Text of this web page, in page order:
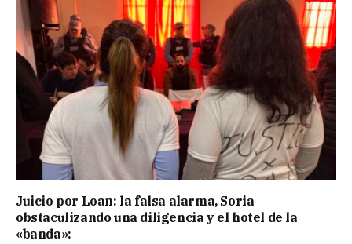
Juicio por Loan: la falsa alarma, Soria
obstaculizando una diligencia y el hotel de la
«banda»: